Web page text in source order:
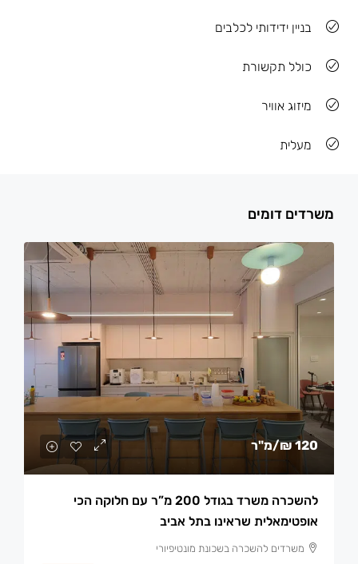
בניין ידידותי לכלבים
כולל תקשורת
מיזוג אוויר
מעלית
משרדים דומים
120 ₪ /מ"ר
להשכרה משרד בגודל 200 מ”ר עם חלוקה הכי
אופטימאלית שראינו בתל אביב
משרדים להשכרה בשכונת מונטיפיורי